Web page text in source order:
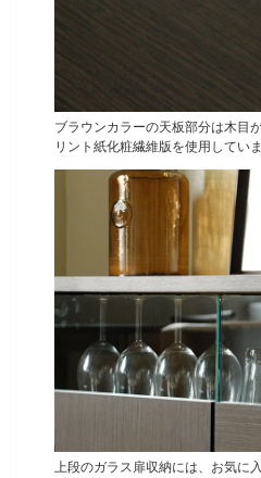
ブラウンカラーの天板部分は木目
リント紙化粧繊維版を使用していま
上段のガラス扉収納には、お気に